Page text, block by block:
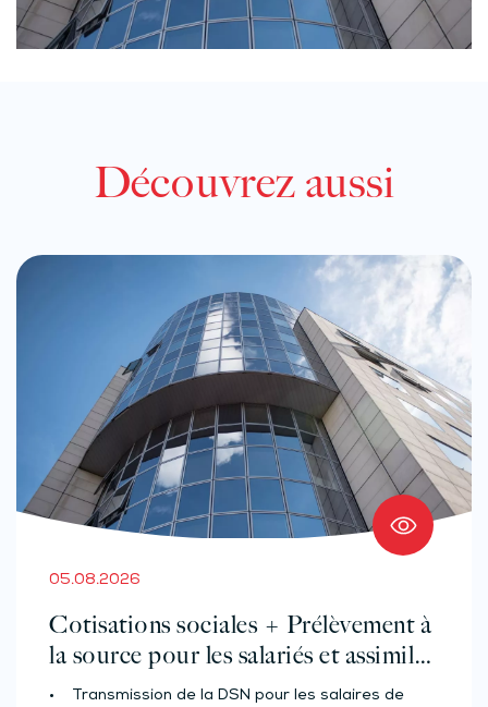
Découvrez aussi
05.08.2026
Cotisations sociales + Prélèvement à
la source pour les salariés et assimilés
(effectif d’au moins 50 salariés)
• Transmission de la DSN pour les salaires de